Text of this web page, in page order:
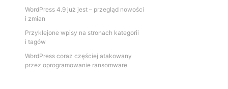
WordPress 4.9 już jest – przegląd nowości
i zmian
Przyklejone wpisy na stronach kategorii
i tagów
WordPress coraz częściej atakowany
przez oprogramowanie ransomware